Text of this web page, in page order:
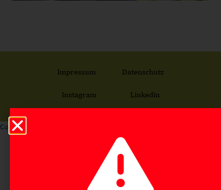
Impressum Datenschutz
Instagram Linkedin
Consent Management Platform von Real Cookie Banner